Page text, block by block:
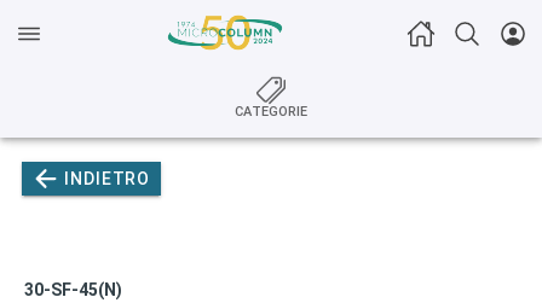
CATEGORIE
INDIETRO
30-SF-45(N)